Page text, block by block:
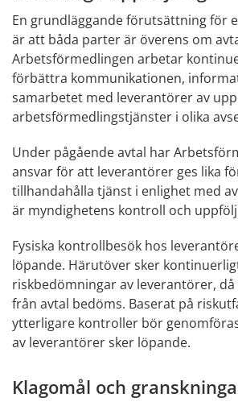
En grundläggande förutsättning för
är att båda parter är överens om
Arbetsförmedlingen arbetar
förbättra kommunikationen,
samarbetet med leverantörer av
arbetsförmedlingstjänster i olika
Under pågående avtal har
ansvar för att leverantörer ges lika
tillhandahålla tjänst i enlighet med
är myndighetens kontroll och
Fysiska kontrollbesök hos
löpande. Härutöver sker
riskbedömningar av leverantörer, då
från avtal bedöms. Baserat på
ytterligare kontroller bör
av leverantörer sker löpande.
Klagomål och